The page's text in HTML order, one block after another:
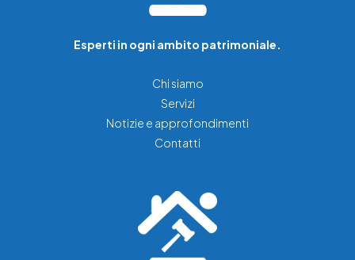
Esperti in ogni ambito patrimoniale.
Chi siamo
Servizi
Notizie e approfondimenti
Contatti